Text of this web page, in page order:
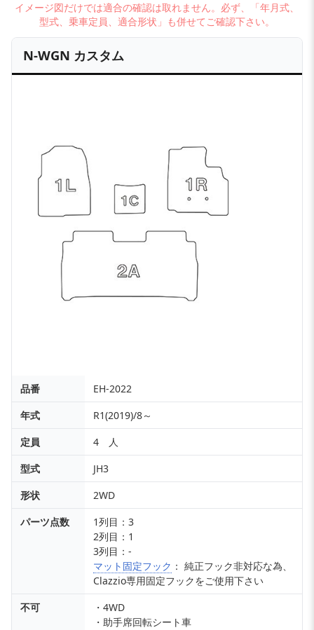
イメージ図だけでは適合の確認は取れません。必ず、「年月式、
型式、乗車定員、適合形状」も併せてご確認下さい。
N-WGN カスタム
品番
EH-2022
年式
R1(2019)/8～
定員
4 人
型式
JH3
形状
2WD
パーツ点数
1列目：3
2列目：1
3列目：-
マット固定フック ： 純正フック非対応な為、
Clazzio専用固定フックをご使用下さい
不可
・4WD
・助手席回転シート車